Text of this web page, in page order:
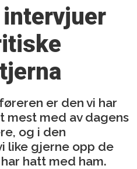
er den vi har
mest med av dagens
og i den
like gjerne opp de
hatt med ham.